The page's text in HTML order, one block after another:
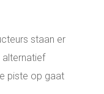
staan er
alternatief
piste op gaat